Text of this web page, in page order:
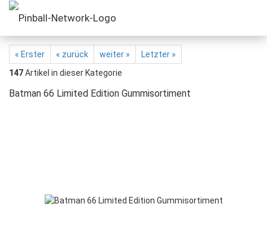
« Erster « zurück weiter »
Letzter »
147Artikel in dieser Kategorie
Batman 66 Limited Edition Gummisortiment